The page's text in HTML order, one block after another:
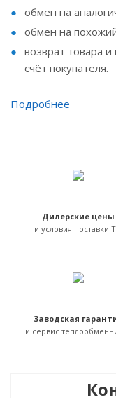
обмен на
обмен на
возврат товара
счёт покупателя.
Подробнее
Дилерские цены
и условия поставки
Заводская
и сервис